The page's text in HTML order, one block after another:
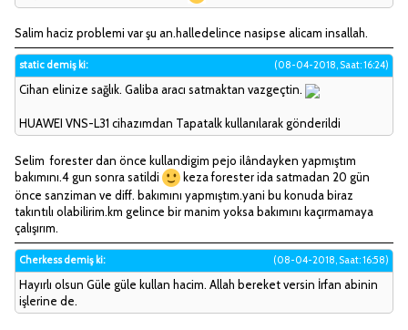
Salim haciz problemi var şu an.halledelince nasipse alicam insallah.
(08-04-2018, Saat: 16:24)
static demiş ki:
Cihan elinize sağlık. Galiba aracı satmaktan vazgeçtin.
HUAWEI VNS-L31 cihazımdan Tapatalk kullanılarak gönderildi
Selim forester dan önce kullandigim pejo ilândayken yapmıştım
bakımını.4 gun sonra satildi
keza forester ida satmadan 20 gün
önce sanziman ve diff. bakımını yapmıştım.yani bu konuda biraz
takıntılı olabilirim.km gelince bir manim yoksa bakımını kaçırmamaya
çalışırım.
(08-04-2018, Saat: 16:58)
Cherkess demiş ki:
Hayırlı olsun Güle güle kullan hacim. Allah bereket versin İrfan abinin
işlerine de.